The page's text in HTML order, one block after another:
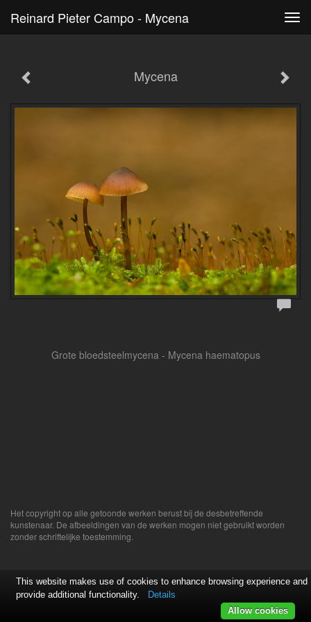
Reinard Pieter Campo - Mycena
Mycena
Grote bloedsteelmycena - Mycena haematopus
Het copyright op alle getoonde werken berust bij de desbetreffende
kunstenaar. De afbeeldingen van de werken mogen niet gebruikt worden
zonder schriftelijke toestemming.
This website makes use of cookies to enhance browsing experience and
provide additional functionality.
Details
Allow cookies